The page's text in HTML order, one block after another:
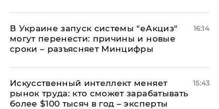
В Украине запуск системы "еАкциз"
могут перенести: причины и новые
сроки – разъясняет Минцифры
16:14
Искусственный интеллект меняет
рынок труда: кто сможет зарабатывать
более $100 тысяч в год – эксперты
15:43